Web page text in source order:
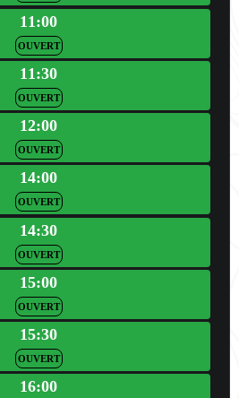
11:00
OUVERT
11:30
OUVERT
12:00
OUVERT
14:00
OUVERT
14:30
OUVERT
15:00
OUVERT
15:30
OUVERT
16:00